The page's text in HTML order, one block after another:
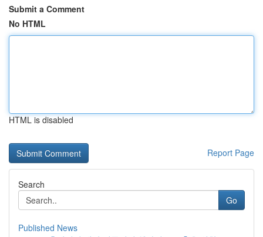
Submit a Comment
No HTML
HTML is disabled
Report Page
Search
Go
Published News